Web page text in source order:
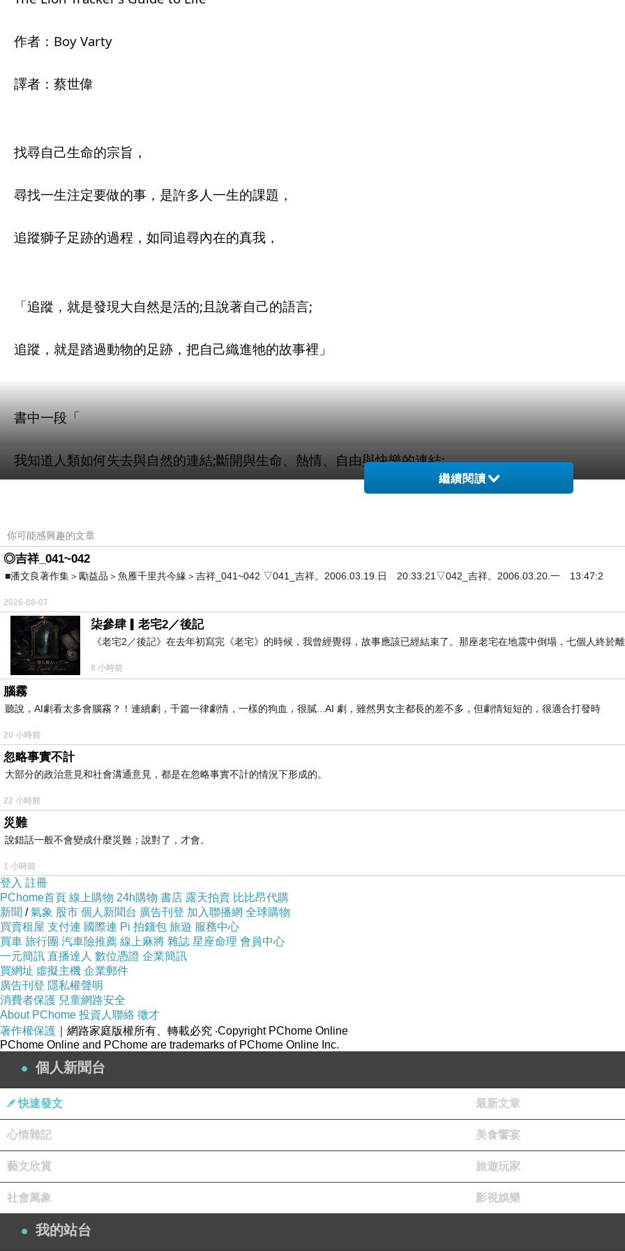
作者：Boy Varty
譯者：蔡世偉
找尋自己生命的宗旨，
尋找一生注定要做的事，是許多人一生的課題，
追蹤獅子足跡的過程，如同追尋內在的真我，
「追蹤，就是發現大自然是活的;且說著自己的語言;
追蹤，就是踏過動物的足跡，把自己織進牠的故事裡」
書中一段「
我知道人類如何失去與自然的連結;斷開與生命、熱情、自由與快樂的連結;
麻痺了現代的男男女女，
我們忘記生命為全人類各自準備好獨特的故事…
你的體內有一個狂野的部分
知道你的天賦、目的與使命為何。
那部分的你一直不停在進化，因此狂放而難以捉摸，
要跟著它的足蹤過活，
你 必須 成為 一個生命的追踨師」。
書中一段警醒、驚心的話語：
「許多人他們覺的自己終其一生都像在夢遊，
每天做一樣的事，
晚上就著新聞或社群媒體入睡，
他們經歷著一種讓自己感覺比實際年老的抽離感，
生而為人的一部分在自己的人生中睡著，
是理所當然的事」
你想離開夢遊人生狀態嗎?
繼續閱讀
你可能感興趣的文章
◎吉祥_041~042
■潘文良著作集＞勵益品＞魚雁千里共今緣＞吉祥_041~042 ▽041_吉祥。2006.03.19.日 20:33:21▽042_吉祥。2006.03.20.一 13:47:2
2026-08-07
柒參肆▎老宅2／後記
《老宅2／後記》在去年初寫完《老宅》的時候，我曾經覺得，故事應該已經結束了。那座老宅在地震中倒塌，七個人終於離
8 小時前
腦霧
聽說，AI劇看太多會腦霧？！連續劇，千篇一律劇情，一樣的狗血，很膩...AI 劇，雖然男女主都長的差不多，但劇情短短的，很適合打發時
20 小時前
忽略事實不計
大部分的政治意見和社會溝通意見，都是在忽略事實不計的情況下形成的。
22 小時前
災難
說錯話一般不會變成什麼災難；說對了，才會。
1 小時前
登入 註冊
PChome首頁 線上購物 24h購物 書店 露天拍賣 比比昂代購
新聞 /氣象 股市 個人新聞台 廣告刊登 加入聯播網 全球購物
買賣租屋 支付連 國際連 Pi 拍錢包 旅遊 服務中心
買車 旅行團 汽車險推薦 線上麻將 雜誌 星座命理 會員中心
一元簡訊 直播達人 數位憑證 企業簡訊
買網址 虛擬主機 企業郵件
廣告刊登 隱私權聲明
消費者保護 兒童網路安全
About PChome 投資人聯絡 徵才
著作權保護 ｜網路家庭版權所有、轉載必究 ‧Copyright PChome Online
PChome Online and PChome are trademarks of PChome Online Inc.
個人新聞台
快速發文 最新文章
心情雜記 美食饗宴
藝文欣賞 旅遊玩家
社會萬象 影視娛樂
我的站台